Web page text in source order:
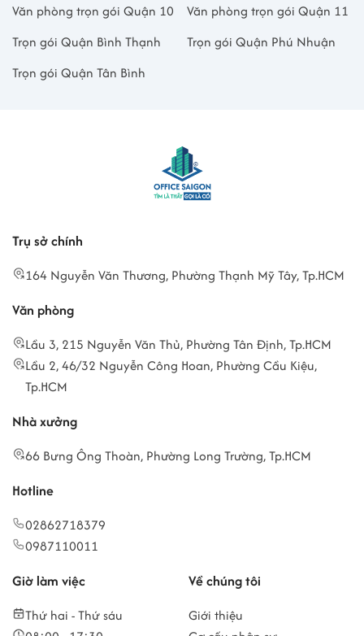
Văn phòng trọn gói Quận 10
Văn phòng trọn gói Quận 11
Trọn gói Quận Bình Thạnh
Trọn gói Quận Phú Nhuận
Trọn gói Quận Tân Bình
Trụ sở chính
164 Nguyễn Văn Thương, Phường Thạnh Mỹ Tây, Tp.HCM
Văn phòng
Lầu 3, 215 Nguyễn Văn Thủ, Phường Tân Định, Tp.HCM
Lầu 2, 46/32 Nguyễn Công Hoan, Phường Cầu Kiệu,
Tp.HCM
Nhà xưởng
66 Bưng Ông Thoàn, Phường Long Trường, Tp.HCM
Hotline
02862718379
0987110011
Giờ làm việc
Thứ hai - Thứ sáu
Về chúng tôi
Giới thiệu